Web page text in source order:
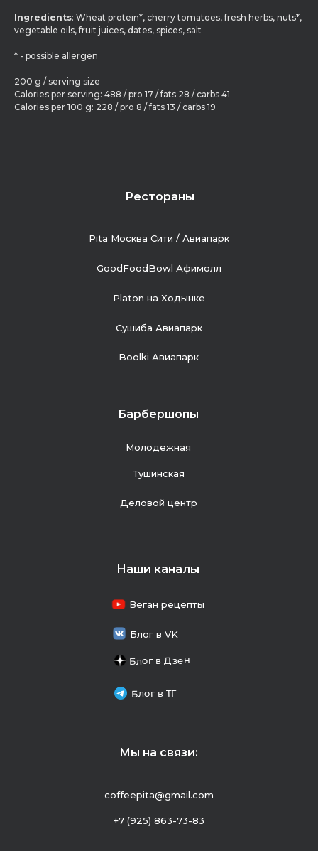
Ingredients: Wheat protein*, cherry tomatoes, fresh herbs, nuts*,
vegetable oils, fruit juices, dates, spices, salt
* - possible allergen
200 g / serving size
Calories per serving: 488 / pro 17 / fats 28 / carbs 41
Calories per 100 g: 228 / pro 8 / fats 13 / carbs 19
Барбершопы
Молодежная
Тушинская
Деловой центр
Рестораны
Pita Москва Сити / Авиапарк
GoodFoodBowl Афимолл
Platon на Ходынке
Сушиба Авиапарк
Boolki Авиапарк
Наши каналы
Блог в VK
Веган рецепты
Блог в ТГ
Блог в Дзен
Мы на связи:
coffeepita@gmail.com
+7 (925) 863-73-83